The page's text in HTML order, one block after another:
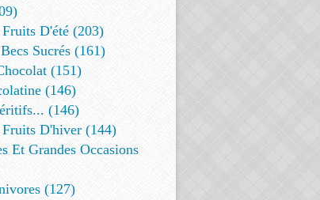
D'été (203)
Sucrés (161)
(151)
(146)
(146)
Fruits D'hiver (144)
Et Grandes Occasions
(127)